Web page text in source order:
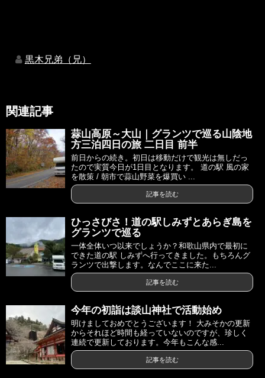
黒木兄弟（兄）
関連記事
蒜山高原～大山｜グランツで巡る山陰地
方三泊四日の旅 二日目 前半
前日からの続き。初日は移動だけで観光は無しだっ
たので実質今日が1日目となります。 道の駅 風の家
を散策 / 朝市で蒜山野菜を爆買い ...
記事を読む
ひっさびさ！道の駅しみずとあらぎ島を
グランツで巡る
一体全体いつ以来でしょうか？和歌山県内で最初に
できた道の駅 しみずへ行ってきました。もちろんグ
ランツで出撃します。なんでここに来た...
記事を読む
今年の初詣は談山神社で活動始め
明けましておめでとうございます！ 大みそかの更新
からそれほど時間も経っていないのですが、珍しく
連続で更新しております。今年もこんな感...
記事を読む